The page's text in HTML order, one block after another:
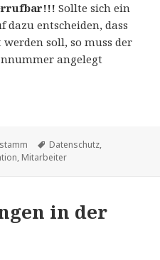
Sollte sich ein
dazu entscheiden, dass
soll, so muss der
angelegt
Schlagwörter
Datenschutz,
, Mitarbeiter
in der